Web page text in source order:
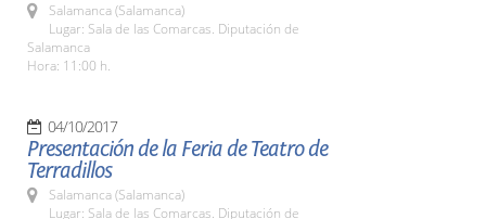
Salamanca (Salamanca)
Lugar: Sala de las Comarcas. Diputación de
Salamanca
Hora: 11:00 h.
04/10/2017
Presentación de la Feria de Teatro de
Terradillos
Salamanca (Salamanca)
Lugar: Sala de las Comarcas. Diputación de